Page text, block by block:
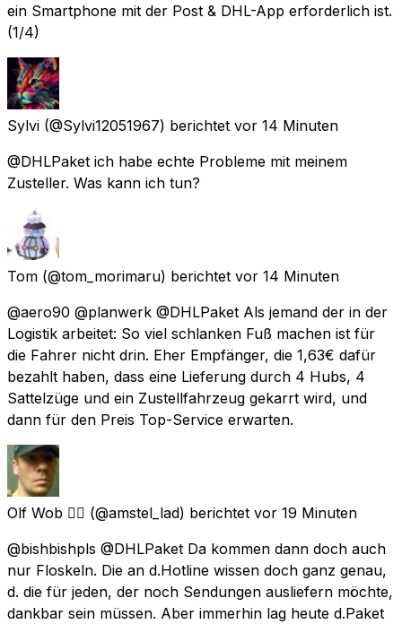
ein Smartphone mit der Post & DHL-App erforderlich ist.
(1/4)
Sylvi (@Sylvi12051967) berichtet vor 14 Minuten
@DHLPaket ich habe echte Probleme mit meinem
Zusteller. Was kann ich tun?
Tom (@tom_morimaru) berichtet vor 14 Minuten
@aero90 @planwerk @DHLPaket Als jemand der in der
Logistik arbeitet: So viel schlanken Fuß machen ist für
die Fahrer nicht drin. Eher Empfänger, die 1,63€ dafür
bezahlt haben, dass eine Lieferung durch 4 Hubs, 4
Sattelzüge und ein Zustellfahrzeug gekarrt wird, und
dann für den Preis Top-Service erwarten.
Olf Wob 🏳️‍🌈 (@amstel_lad) berichtet vor 19 Minuten
@bishbishpls @DHLPaket Da kommen dann doch auch
nur Floskeln. Die an d.Hotline wissen doch ganz genau,
d. die für jeden, der noch Sendungen ausliefern möchte,
dankbar sein müssen. Aber immerhin lag heute d.Paket